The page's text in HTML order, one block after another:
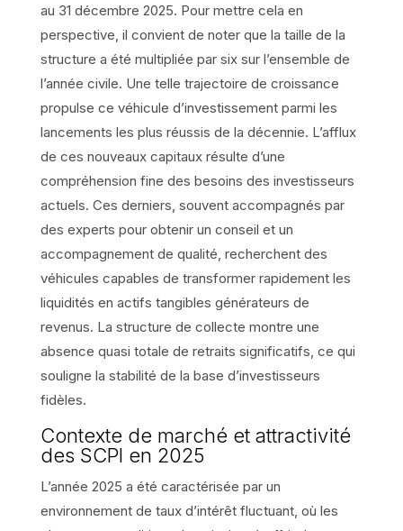
au 31 décembre 2025. Pour mettre cela en
perspective, il convient de noter que la taille de la
structure a été multipliée par six sur l’ensemble de
l’année civile. Une telle trajectoire de croissance
propulse ce véhicule d’investissement parmi les
lancements les plus réussis de la décennie. L’afflux
de ces nouveaux capitaux résulte d’une
compréhension fine des besoins des investisseurs
actuels. Ces derniers, souvent accompagnés par
des experts pour obtenir un conseil et un
accompagnement de qualité, recherchent des
véhicules capables de transformer rapidement les
liquidités en actifs tangibles générateurs de
revenus. La structure de collecte montre une
absence quasi totale de retraits significatifs, ce qui
souligne la stabilité de la base d’investisseurs
fidèles.
Contexte de marché et attractivité
des SCPI en 2025
L’année 2025 a été caractérisée par un
environnement de taux d’intérêt fluctuant, où les